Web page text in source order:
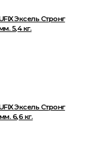
Эксель Стронг
5,4 кг.
Эксель Стронг
6,6 кг.